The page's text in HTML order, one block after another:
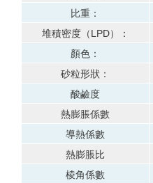
比重：
堆積密度（LPD）：
顏色：
砂粒形狀：
酸鹼度
熱膨脹係數
導熱係數
熱膨脹比
棱角係數